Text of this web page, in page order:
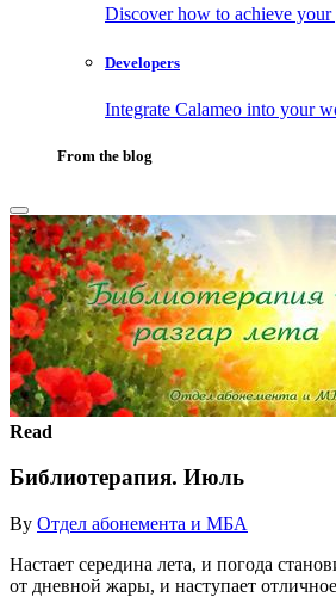
Discover how to achieve your
Developers
Integrate Calameo into your
From the blog
Read
Библиотерапия. Июль
By Отдел абонемента и МБА
Настает середина лета, и погода
от дневной жары, и наступает